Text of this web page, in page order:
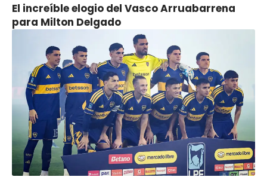
El increíble elogio del Vasco Arruabarrena
para Milton Delgado